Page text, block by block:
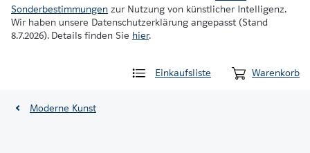
Sonderbestimmungen zur Nutzung von künstlicher Intelligenz.
Wir haben unsere Datenschutzerklärung angepasst (Stand
8.7.2026). Details finden Sie hier.
Einkaufsliste Warenkorb
Moderne Kunst